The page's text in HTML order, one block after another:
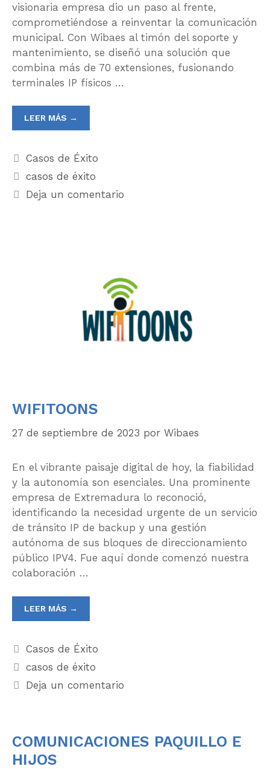
visionaria empresa dio un paso al frente,
comprometiéndose a reinventar la comunicación
municipal. Con Wibaes al timón del soporte y
mantenimiento, se diseñó una solución que
combina más de 70 extensiones, fusionando
terminales IP físicos …
LEER MÁS →
Casos de Éxito
casos de éxito
Deja un comentario
WIFITOONS
27 de septiembre de 2023 por Wibaes
En el vibrante paisaje digital de hoy, la fiabilidad
y la autonomía son esenciales. Una prominente
empresa de Extremadura lo reconoció,
identificando la necesidad urgente de un servicio
de tránsito IP de backup y una gestión
autónoma de sus bloques de direccionamiento
público IPV4. Fue aquí donde comenzó nuestra
colaboración …
LEER MÁS →
Casos de Éxito
casos de éxito
Deja un comentario
COMUNICACIONES PAQUILLO E
HIJOS